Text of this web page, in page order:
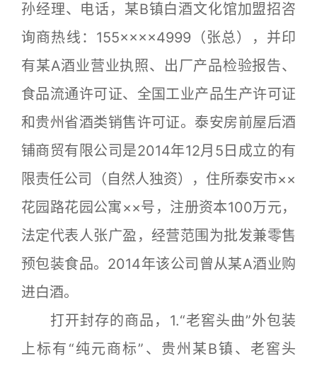
孙经理、电话，某B镇白酒文化馆加盟招咨
询商热线：155××××4999（张总），并印
有某A酒业营业执照、出厂产品检验报告、
食品流通许可证、全国工业产品生产许可证
和贵州省酒类销售许可证。泰安房前屋后酒
铺商贸有限公司是2014年12月5日成立的有
限责任公司（自然人独资），住所泰安市××
花园路花园公寓××号，注册资本100万元，
法定代表人张广盈，经营范围为批发兼零售
预包装食品。2014年该公司曾从某A酒业购
进白酒。
打开封存的商品，1.“老窖头曲”外包装
上标有“纯元商标”、贵州某B镇、老窖头